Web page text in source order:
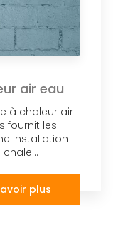
air eau
à chaleur air
fournit les
installation
plus